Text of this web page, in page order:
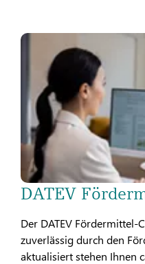
DATEV
Der DATEV Fördermittel-
zuverlässig durch den
aktualisiert stehen Ihnen